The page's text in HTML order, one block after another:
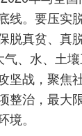
线。要压实
真贫、真
、水、土
坚战，聚焦
整治，最大
。